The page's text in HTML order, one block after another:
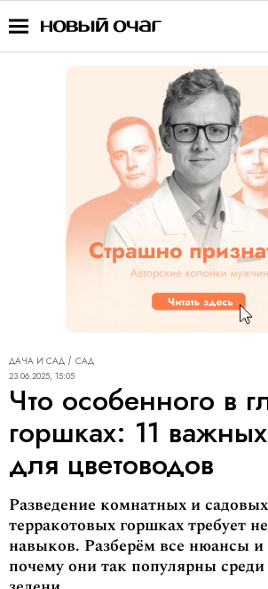
ДАЧА И САД
САД
23.06.2025, 15:05
Что особенного в
горшках: 11
для цветоводов
Разведение комнатных и
терракотовых горшках требует
навыков. Разберём все нюансы
почему они так популярны